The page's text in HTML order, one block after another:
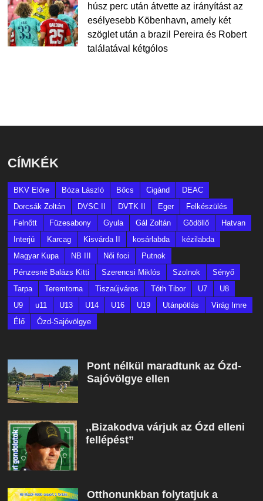
húsz perc után átvette az irányítást az
esélyesebb Köbenhavn, amely két
szöglet után a brazil Pereira és Robert
találatával kétgólos
CÍMKÉK
BKV Előre Bóza László Bőcs Cigánd
DEAC
Dorcsák Zoltán
DVSC II DVTK II Eger
Felkészülés
Felnőtt
Füzesabony Gyula Gál Zoltán Gödöllő
Hatvan
Interjú
Karcag Kisvárda II kosárlabda
kézilabda
Magyar Kupa
NB III Női foci
Putnok
Pénzesné Balázs Kitti
Szerencsi Miklós Szolnok
Sényő
Tarpa
Teremtorna Tiszaújváros Tóth Tibor U7
U8
U9
u11 U13 U14 U16 U19 Utánpótlás
Virág Imre
Élő
Ózd-Sajóvölgye
Pont nélkül maradtunk az Ózd-
Sajóvölgye ellen
,,Bizakodva várjuk az Ózd elleni
fellépést”
Otthonunkban folytatjuk a